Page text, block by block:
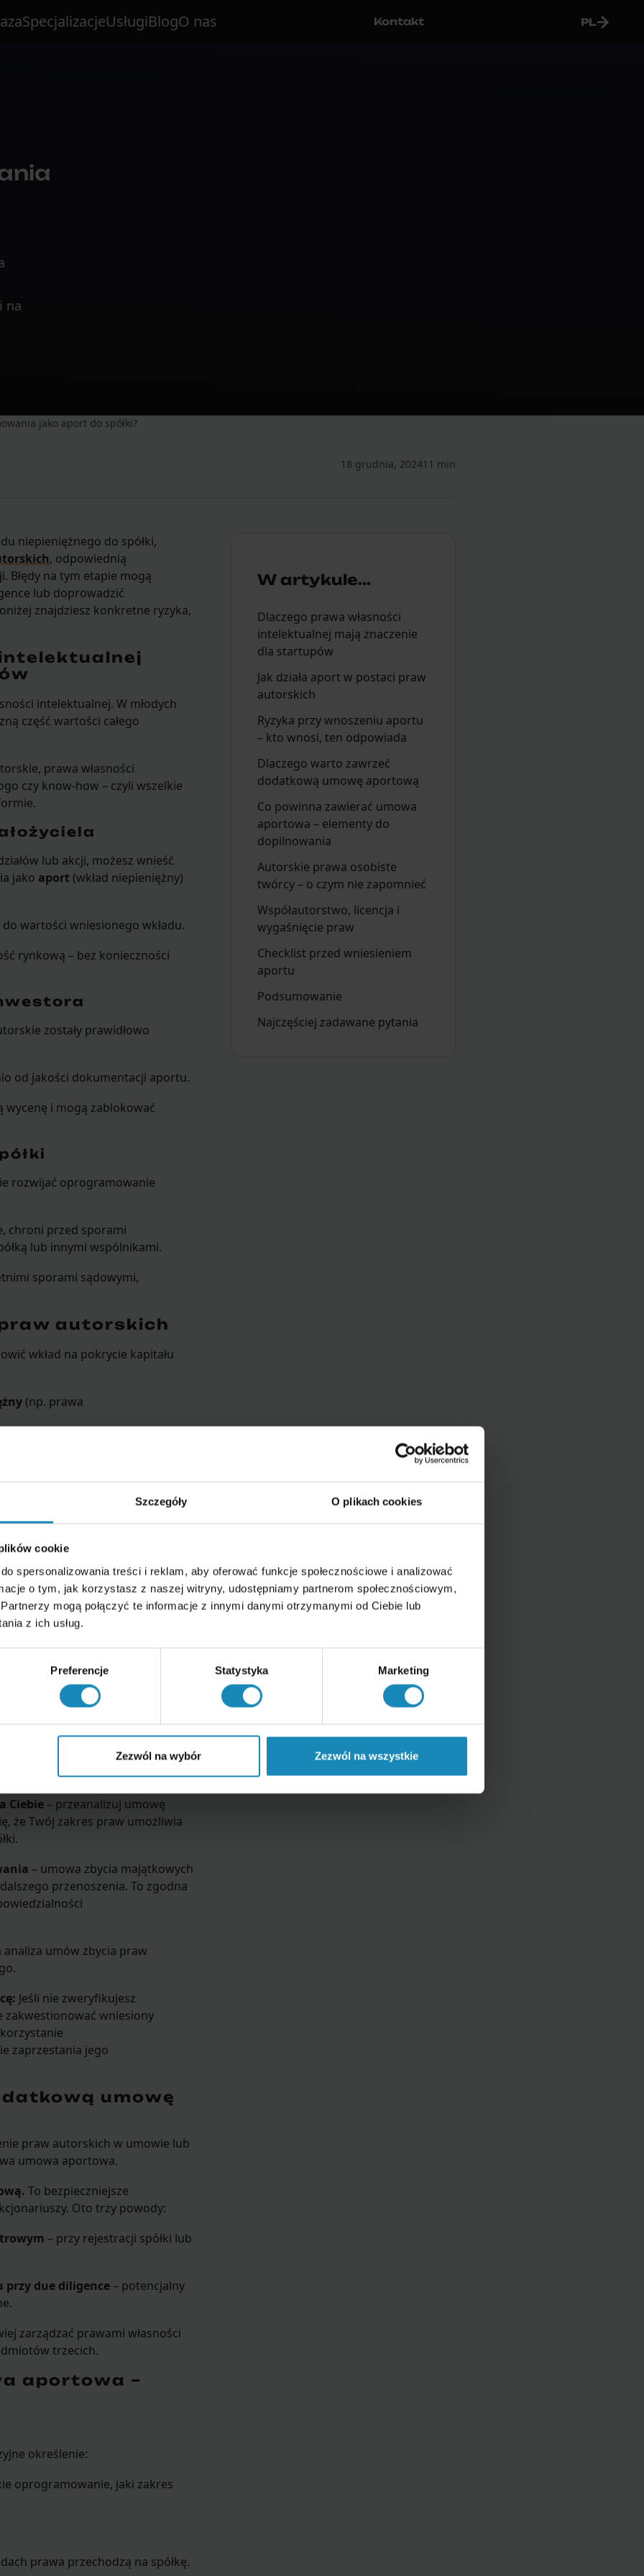
Szczegóły O plikach cookies
cookie
spersonalizowania treści i reklam, aby oferować funkcje społecznościowe i analizować
o tym, jak korzystasz z naszej witryny, udostępniamy partnerom społecznościowym,
mogą połączyć te informacje z innymi danymi otrzymanymi od Ciebie lub
z ich usług.
Preferencje Statystyka Marketing
Zezwól na wybór Zezwól na wszystkie
SpecjalizacjeUsługiBlogO nas Kontakt PL
na
jako aport do spółki?
18 grudnia, 202411 min
niepieniężnego do spółki,
, odpowiednią
Błędy na tym etapie mogą
lub doprowadzić
znajdziesz konkretne ryzyka,
intelektualnej. W młodych
część wartości całego
prawa własności
czy know-how – czyli wszelkie
lub akcji, możesz wnieść
jako aport (wkład niepieniężny)
wartości wniesionego wkładu.
rynkową – bez konieczności
zostały prawidłowo
od jakości dokumentacji aportu.
wycenę i mogą zablokować
rozwijać oprogramowanie
chroni przed sporami
lub innymi wspólnikami.
sporami sądowymi,
autorskich
wkład na pokrycie kapitału
(np. prawa
akcji w kapitale zakładowym
udziałów/akcji
, powstaje
wartości nominalnej kapitału
– co wiąże się z gwarancją
– kto wnosi,
twórcę
spółki – ryzyka są minimalne.
praw
spółki – sytuacja się komplikuje.
Ciebie – przeanalizuj umowę
że Twój zakres praw umożliwia
– umowa zbycia majątkowych
przenoszenia. To zgodna
analiza umów zbycia praw
Jeśli nie zweryfikujesz
zakwestionować wniesiony
zaprzestania jego
umowę
praw autorskich w umowie lub
umowa aportowa.
To bezpieczniejsze
Oto trzy powody:
– przy rejestracji spółki lub
przy due diligence – potencjalny
zarządzać prawami własności
trzecich.
aportowa –
określenie:
oprogramowanie, jaki zakres
prawa przechodzą na spółkę.
W artykule...
Dlaczego prawa własności
intelektualnej mają znaczenie
dla startupów
Jak działa aport w postaci praw
autorskich
Ryzyka przy wnoszeniu aportu
– kto wnosi, ten odpowiada
Dlaczego warto zawrzeć
dodatkową umowę aportową
Co powinna zawierać umowa
aportowa – elementy do
dopilnowania
Autorskie prawa osobiste
twórcy – o czym nie zapomnieć
Współautorstwo, licencja i
wygaśnięcie praw
Checklist przed wniesieniem
aportu
Podsumowanie
Najczęściej zadawane pytania